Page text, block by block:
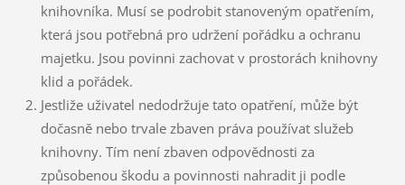
knihovníka. Musí se podrobit stanoveným opatřením,
která jsou potřebná pro udržení pořádku a ochranu
majetku. Jsou povinni zachovat v prostorách knihovny
klid a pořádek.
Jestliže uživatel nedodržuje tato opatření, může být
dočasně nebo trvale zbaven práva používat služeb
knihovny. Tím není zbaven odpovědnosti za
způsobenou škodu a povinnosti nahradit ji podle